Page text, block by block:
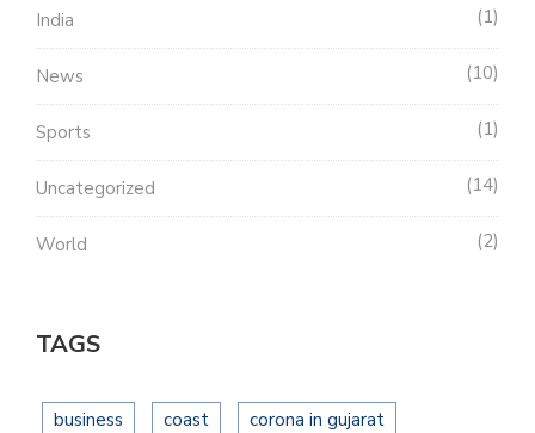
India 1
News 10
Sports 1
Uncategorized 14
World 2
TAGS
business coast corona in gujarat